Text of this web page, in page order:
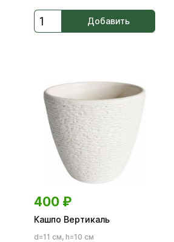
Добавить
400 ₽
Кашпо Вертикаль
d=11 см, h=10 см